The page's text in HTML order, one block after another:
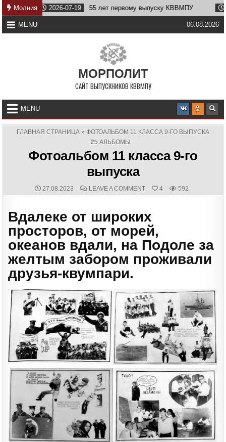
Skip
to
content
Молния
2026-07-19 55 лет первому выпуску КВВМПУ 2026-
MENU 06.08.2026
МОРПОЛИТ
САЙТ ВЫПУСКНИКОВ КВВМПУ
MENU
ГЛАВНАЯ СТРАНИЦА » ФОТОАЛЬБОМ 11 КЛАССА 9-ГО ВЫПУСКА
POSTED
АЛЬБОМЫ
Фотоальбом 11 класса 9-го
выпуска
PUBLISHED
DATE:
27.08.2023 COMMENTS:
LEAVE A COMMENTON
ФОТОАЛЬБОМ
9-
ГО
ВЫПУСКА
4 592
Вдалеке от широких
просторов, от морей,
океанов вдали, на Подоле за
желтым забором проживали
друзья-квумпари.